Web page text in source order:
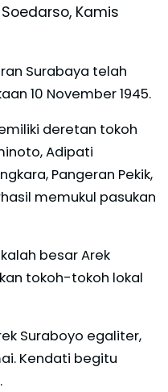
Kamis
Surabaya telah
10 November 1945.
deretan tokoh
Adipati
Pangeran Pekik,
memukul pasukan
besar Arek
tokoh-tokoh lokal
Suraboyo egaliter,
Kendati begitu